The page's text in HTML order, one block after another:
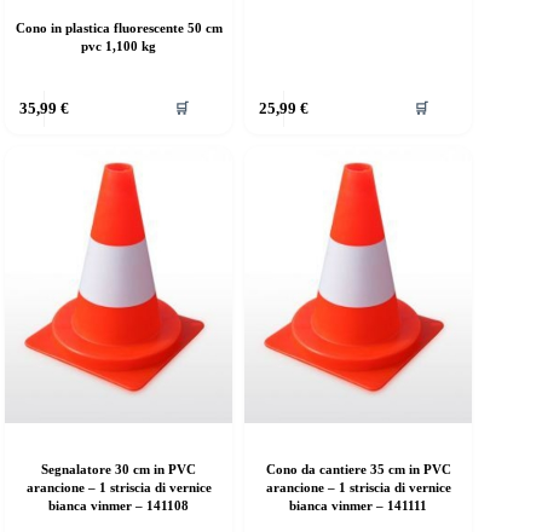
Cono in plastica fluorescente 50 cm
pvc 1,100 kg
35,99 € 🛒 25,99 € 🛒
Segnalatore 30 cm in PVC
arancione – 1 striscia di vernice
bianca vinmer – 141108
Cono da cantiere 35 cm in PVC
arancione – 1 striscia di vernice
bianca vinmer – 141111